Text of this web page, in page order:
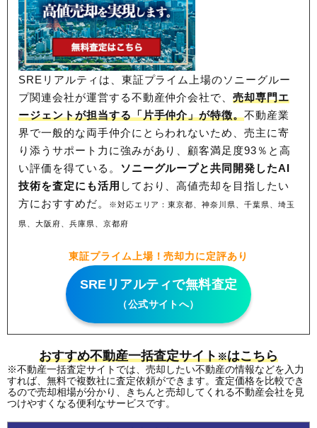
SREリアルティは、東証プライム上場のソニーグルー
プ関連会社が運営する不動産仲介会社で、売却専門エ
ージェントが担当する「片手仲介」が特徴。不動産業
界で一般的な両手仲介にとらわれないため、売主に寄
り添うサポート力に強みがあり、顧客満足度93％と高
い評価を得ている。 ソニーグループと共同開発したAI
技術を査定にも活用 しており、高値売却を目指したい
方におすすめだ。
※対応エリア：東京都、神奈川県、千葉県、埼玉
県、大阪府、兵庫県、京都府
東証プライム上場！売却力に定評あり
SREリアルティで無料査定
（公式サイトへ）
おすすめ不動産一括査定サイト※はこちら
※不動産一括査定サイトでは、売却したい不動産の情報などを入力
すれば、無料で複数社に査定依頼ができます。査定価格を比較でき
るので売却相場が分かり、きちんと売却してくれる不動産会社を見
つけやすくなる便利なサービスです。